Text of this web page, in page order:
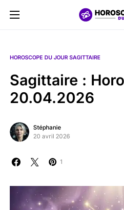
HOROSCOPE DU JOUR SAGITTAIRE
Sagittaire :
20.04.2026
Stéphanie
20 avril 2026
1